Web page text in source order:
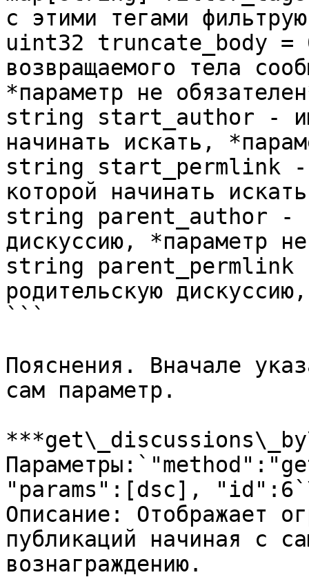
с этими тегами
uint32 truncate_body =
возвращаемого тела
*параметр не
string start_author -
начинать искать,
string start_permlink -
которой начинать
string parent_author -
дискуссию, *параметр
string parent_permlink -
родительскую
```
Пояснения. Вначале
сам параметр.
"params":[dsc],
Описание: Отображает
публикаций начиная с
вознаграждению.